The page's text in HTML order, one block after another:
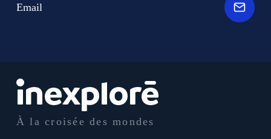
À la croisée des mondes
Email